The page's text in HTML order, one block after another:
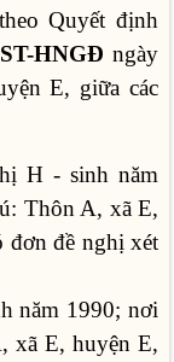
Quyết định
HNGĐ ngày
E, giữa các
H - sinh năm
Thôn A, xã E,
đơn đề nghị xét
năm 1990; nơi
xã E, huyện E,